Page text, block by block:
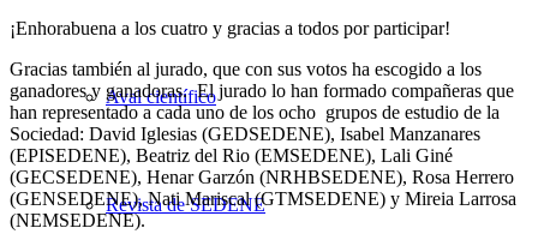
Aval científico
Revista de SEDENE
¡Enhorabuena a los cuatro y gracias a todos por participar!
Gracias también al jurado, que con sus votos ha escogido a los
ganadores y ganadoras. El jurado lo han formado compañeras que
han representado a cada uno de los ocho grupos de estudio de la
Sociedad: David Iglesias (GEDSEDENE), Isabel Manzanares
(EPISEDENE), Beatriz del Rio (EMSEDENE), Lali Giné
(GECSEDENE), Henar Garzón (NRHBSEDENE), Rosa Herrero
(GENSEDENE), Nati Mariscal (GTMSEDENE) y Mireia Larrosa
(NEMSEDENE).